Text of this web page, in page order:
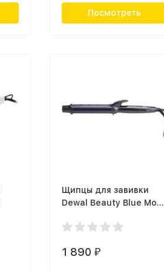
Посмотреть
Щипцы для завивки
Dewal Beauty Blue Moon
1 890 ₽